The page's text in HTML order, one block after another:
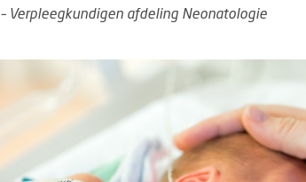
– Verpleegkundigen afdeling Neonatologie